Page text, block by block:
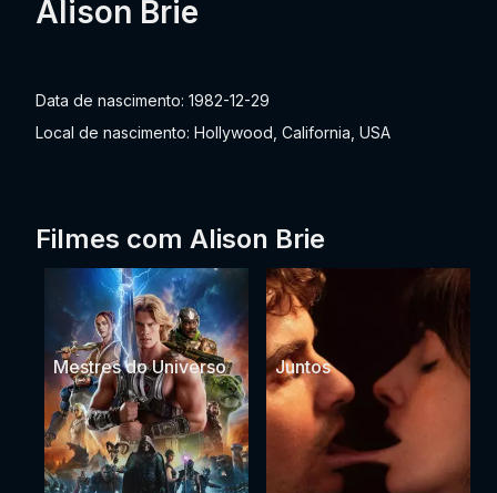
Alison Brie
Data de nascimento: 1982-12-29
Local de nascimento: Hollywood, California, USA
Filmes com Alison Brie
Mestres do Universo Juntos